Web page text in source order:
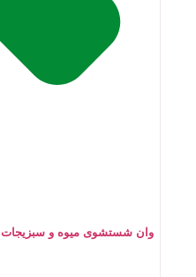
وان شستشوی میوه و سبزیجات